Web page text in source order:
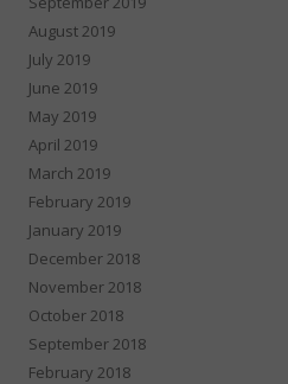
August 2019
July 2019
June 2019
May 2019
April 2019
March 2019
February 2019
January 2019
December 2018
November 2018
October 2018
September 2018
February 2018